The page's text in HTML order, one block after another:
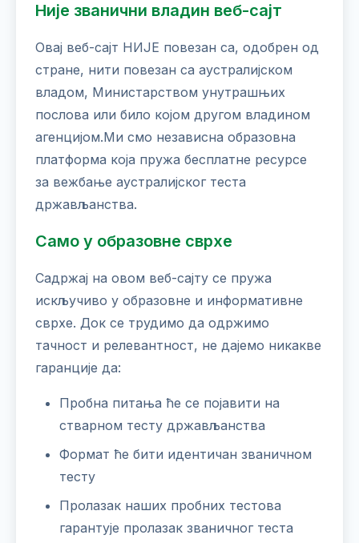
Није званични владин веб-сајт
Овај веб-сајт НИЈЕ повезан са, одобрен од
стране, нити повезан са аустралијском
владом, Министарством унутрашњих
послова или било којом другом владином
агенцијом.Ми смо независна образовна
платформа која пружа бесплатне ресурсе
за вежбање аустралијског теста
држављанства.
Само у образовне сврхе
Садржај на овом веб-сајту се пружа
искључиво у образовне и информативне
сврхе. Док се трудимо да одржимо
тачност и релевантност, не дајемо никакве
гаранције да:
Пробна питања ће се појавити на
стварном тесту држављанства
Формат ће бити идентичан званичном
тесту
Пролазак наших пробних тестова
гарантује пролазак званичног теста